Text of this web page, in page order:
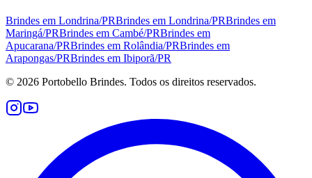
Brindes em Londrina/PRBrindes em Londrina/PRBrindes em
Maringá/PRBrindes em Cambé/PRBrindes em
Apucarana/PRBrindes em Rolândia/PRBrindes em
Arapongas/PRBrindes em Ibiporã/PR
© 2026 Portobello Brindes. Todos os direitos reservados.